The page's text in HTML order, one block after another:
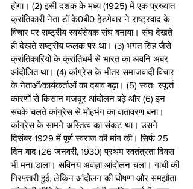
होगा। (2) इसी दशक के मध्य (1925) में एक प्रख्यात
क्रांतिकारी नेता डॉ के0बी0 हेडगेवार ने राष्ट्रवाद के
विचार पर राष्ट्रीय स्वयंसेवक संघ बनाया। संघ देखते
ही देखते राष्ट्रीय फलक पर था। (3) भगत सिंह जैसे
क्रांतिकारियों के क्रांतिधर्म से भारत का अवनि अंबर
आंदोलित था। (4) कांग्रेस के भीतर समाजवादी विचार
के नेताओं/कार्यकर्ताओं का दबाव बढ़ा। (5) स्वतः स्फूर्त
कारणों से किसान मजदूर आंदोलन बढ़े और (6) इन
सबके चलते कांग्रेस से मोहभंग का वातावरण बना।
कांग्रेस के सामने अस्तित्व का संकट था। उसने
दिसंबर 1929 में पूर्ण स्वराज की मांग की। सिर्फ 25
दिन बाद (26 जनवरी, 1930) प्रथम स्वतंत्रता दिवस
भी मना डाला। सविनय अवज्ञा आंदोलन चला। गांधी की
गिरफ्तारी हुई, लेकिन आंदोलन की घोषणा और समझौता